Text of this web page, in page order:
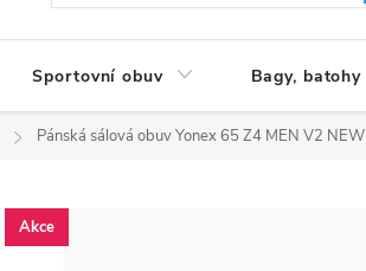
Sportovní obuv Bagy, batohy
Pánská sálová obuv Yonex 65 Z4 MEN V2 NEW
Akce